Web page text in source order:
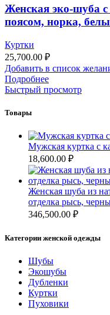
Женская эко-шуба
поясом, норка,
Куртки
25,700.00 ₽
Добавить в список
Подробнее
Быстрый просмотр
Товары
Мужская куртка с
18,600.00 ₽
Женская шуба из
отделка рысь,
346,500.00 ₽
Категории женской одежды
Шубы
Экошубы
Дубленки
Куртки
Пуховики